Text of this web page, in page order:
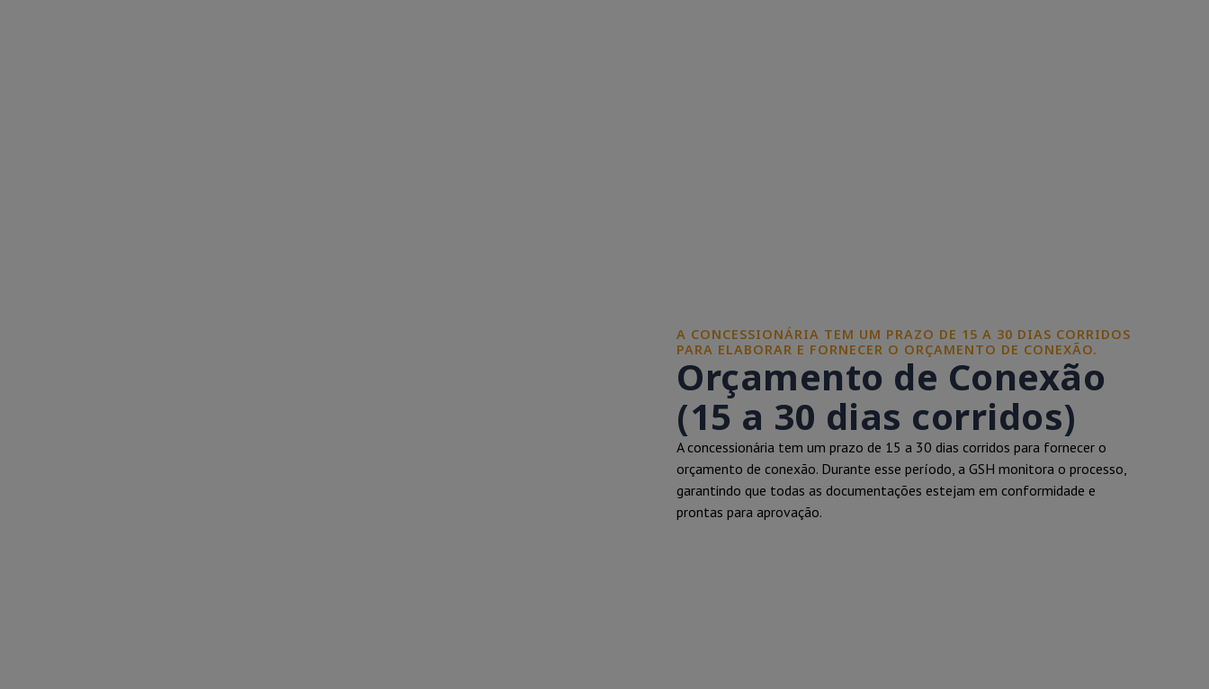
A CONCESSIONÁRIA TEM UM PRAZO DE 15 A 30 DIAS CORRIDOS
PARA ELABORAR E FORNECER O ORÇAMENTO DE CONEXÃO.
Orçamento de Conexão
(15 a 30 dias corridos)
A concessionária tem um prazo de 15 a 30 dias corridos para fornecer o
orçamento de conexão. Durante esse período, a GSH monitora o processo,
garantindo que todas as documentações estejam em conformidade e
prontas para aprovação.